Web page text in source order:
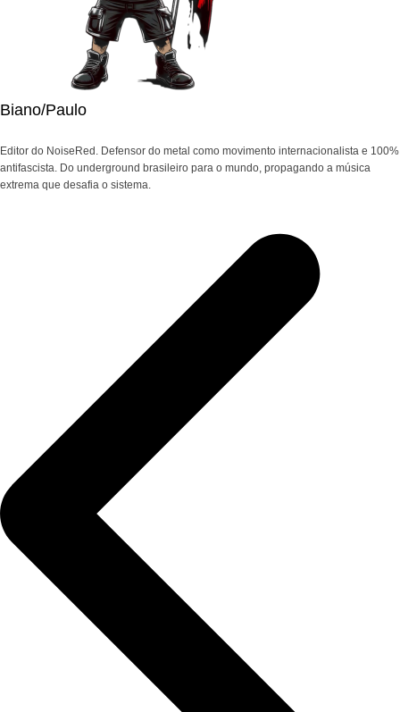
Biano/Paulo
Editor do NoiseRed. Defensor do metal como movimento internacionalista e 100%
antifascista. Do underground brasileiro para o mundo, propagando a música
extrema que desafia o sistema.